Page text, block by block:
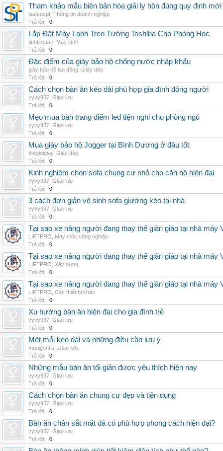
Tham khảo mẫu biên bản hòa giải ly hôn đúng quy định mới
luatsuspt Thông tin doanh nghiệp
Trả lời:
0
Lắp Đặt Máy Lạnh Treo Tường Toshiba Cho Phòng Học
tinhtrieuan Máy lạnh
Trả lời:
0
Đặc điểm của giày bảo hộ chống nước nhập khẩu
giày bảo hộ lao động Giày dép
Trả lời:
0
Cách chọn bàn ăn kéo dài phù hợp gia đình đông người
vyvy937 Giao lưu
Trả lời:
0
Mẹo mua bàn trang điểm led tiện nghi cho phòng ngủ
vyvy937 Giao lưu
Trả lời:
0
Mua giày bảo hộ Jogger tại Bình Dương ở đâu tốt
thegioigiay, Giày dép
Trả lời:
0
Kinh nghiệm chọn sofa chung cư nhỏ cho căn hộ hiện đại
vyvy937 Giao lưu
Trả lời:
0
3 cách đơn giản vệ sinh sofa giường kéo tại nhà
vyvy937 Giao lưu
Trả lời:
0
Tại sao xe nâng người đang thay thế giàn giáo tại nhà máy
LIFTPRO
Máy móc công nghiệp
Trả lời:
0
Tại sao xe nâng người đang thay thế giàn giáo tại nhà máy
LIFTPRO
Xây dựng
Trả lời:
0
Tại sao xe nâng người đang thay thế giàn giáo tại nhà máy
LIFTPRO Các thiết bị khác
Trả lời:
0
Xu hướng bàn ăn hiện đại cho gia đình trẻ
vyvy937 Giao lưu
Trả lời:
0
Mệt mỏi kéo dài và những điều cần lưu ý
muoigentis Giao lưu
Trả lời:
0
Những mẫu bàn ăn tối giản được yêu thích hiện nay
vyvy937 Giao lưu
Trả lời:
0
Cách chọn bàn ăn chung cư đẹp và tiện dụng
vyvy937 Giao lưu
Trả lời:
0
Bàn ăn chân sắt mặt đá có phù hợp phong cách hiện đại?
vyvy937 Giao lưu
Trả lời:
0